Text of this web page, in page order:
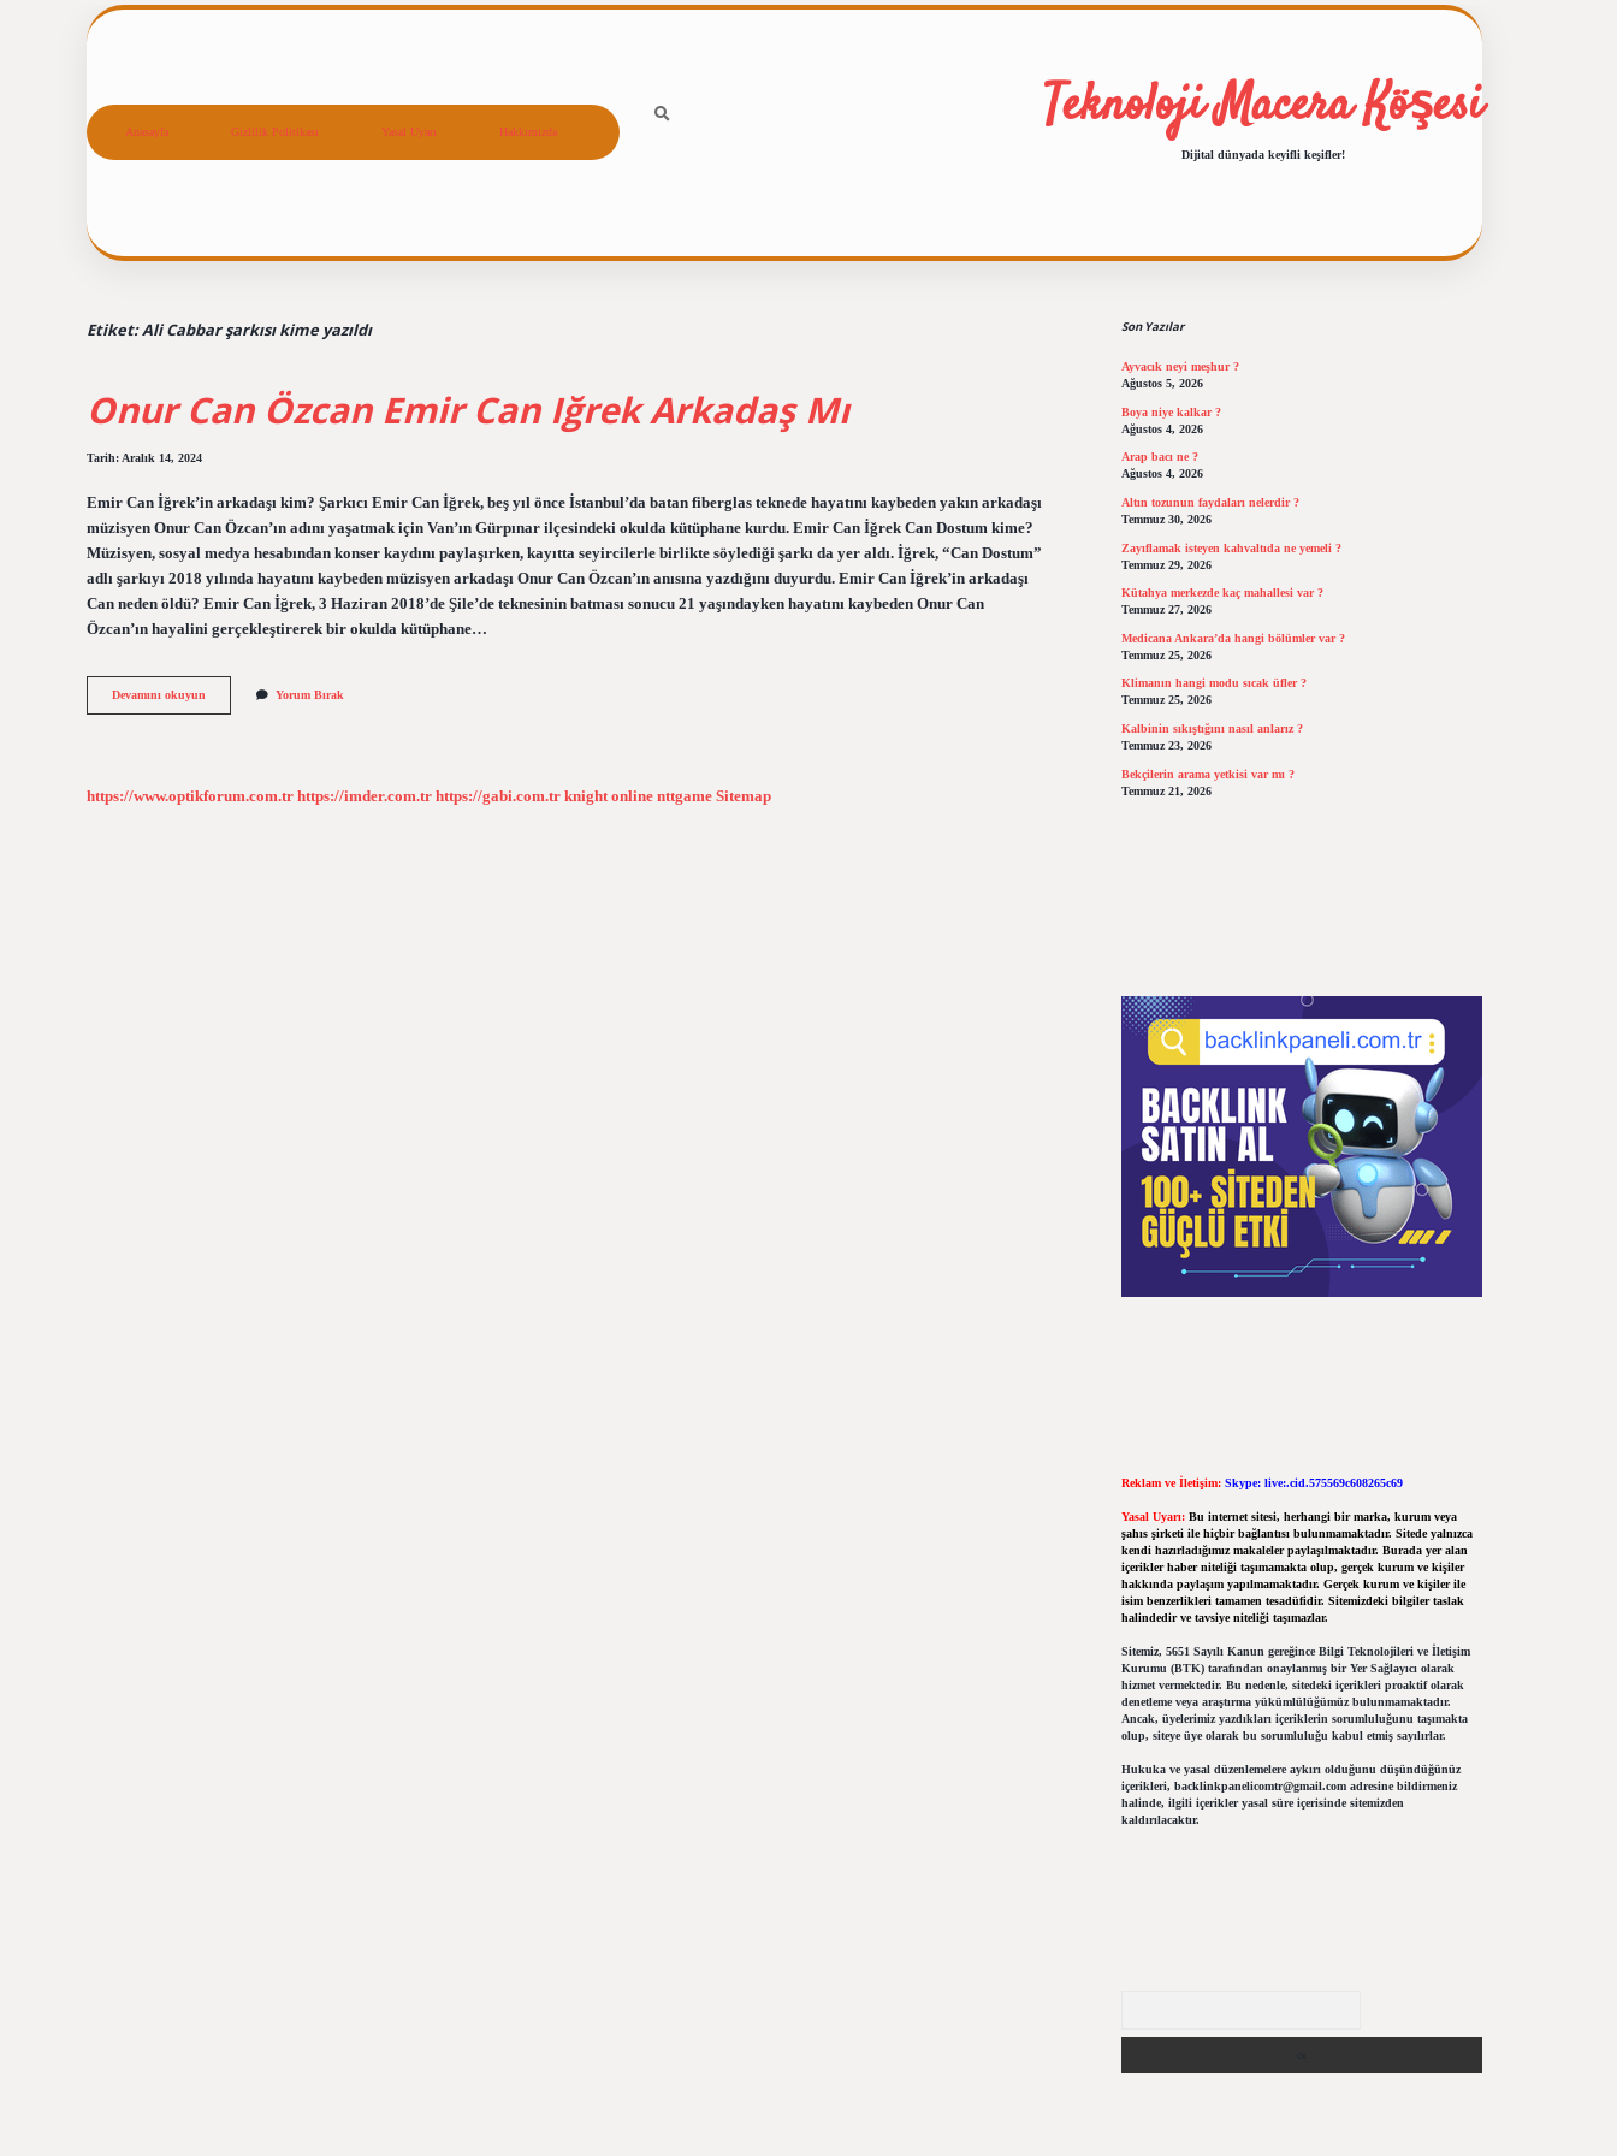
Anasayfa Gizlilik Politikası Yasal Uyarı Hakkımızda Teknoloji Macera Köşesi
Dijital dünyada keyifli keşifler!
Etiket:Ali Cabbar şarkısı kime yazıldı
Onur Can Özcan Emir Can Iğrek Arkadaş Mı
Tarih: Aralık 14, 2024
Emir Can İğrek’in arkadaşı kim? Şarkıcı Emir Can İğrek, beş yıl önce İstanbul’da batan fiberglas teknede hayatını kaybeden yakın arkadaşı
müzisyen Onur Can Özcan’ın adını yaşatmak için Van’ın Gürpınar ilçesindeki okulda kütüphane kurdu. Emir Can İğrek Can Dostum kime?
Müzisyen, sosyal medya hesabından konser kaydını paylaşırken, kayıtta seyircilerle birlikte söylediği şarkı da yer aldı. İğrek, “Can Dostum”
adlı şarkıyı 2018 yılında hayatını kaybeden müzisyen arkadaşı Onur Can Özcan’ın anısına yazdığını duyurdu. Emir Can İğrek’in arkadaşı
Can neden öldü? Emir Can İğrek, 3 Haziran 2018’de Şile’de teknesinin batması sonucu 21 yaşındayken hayatını kaybeden Onur Can
Özcan’ın hayalini gerçekleştirerek bir okulda kütüphane…
Devamını okuyun
Can
Arkadaş
Yorum Bırak
https://www.optikforum.com.tr https://imder.com.tr https://gabi.com.tr knight online nttgame Sitemap
Son Yazılar
Ayvacık neyi meşhur ?
Ağustos 5, 2026
Boya niye kalkar ?
Ağustos 4, 2026
Arap bacı ne ?
Ağustos 4, 2026
Altın tozunun faydaları nelerdir ?
Temmuz 30, 2026
Zayıflamak isteyen kahvaltıda ne yemeli ?
Temmuz 29, 2026
Kütahya merkezde kaç mahallesi var ?
Temmuz 27, 2026
Medicana Ankara’da hangi bölümler var ?
Temmuz 25, 2026
Klimanın hangi modu sıcak üfler ?
Temmuz 25, 2026
Kalbinin sıkıştığını nasıl anlarız ?
Temmuz 23, 2026
Bekçilerin arama yetkisi var mı ?
Temmuz 21, 2026
Reklam ve İletişim: Skype: live:.cid.575569c608265c69
Yasal Uyarı: Bu internet sitesi, herhangi bir marka, kurum veya
şahıs şirketi ile hiçbir bağlantısı bulunmamaktadır. Sitede yalnızca
kendi hazırladığımız makaleler paylaşılmaktadır. Burada yer alan
içerikler haber niteliği taşımamakta olup, gerçek kurum ve kişiler
hakkında paylaşım yapılmamaktadır. Gerçek kurum ve kişiler ile
isim benzerlikleri tamamen tesadüfidir. Sitemizdeki bilgiler taslak
halindedir ve tavsiye niteliği taşımazlar.
Sitemiz, 5651 Sayılı Kanun gereğince Bilgi Teknolojileri ve İletişim
Kurumu (BTK) tarafından onaylanmış bir Yer Sağlayıcı olarak
hizmet vermektedir. Bu nedenle, sitedeki içerikleri proaktif olarak
denetleme veya araştırma yükümlülüğümüz bulunmamaktadır.
Ancak, üyelerimiz yazdıkları içeriklerin sorumluluğunu taşımakta
olup, siteye üye olarak bu sorumluluğu kabul etmiş sayılırlar.
Hukuka ve yasal düzenlemelere aykırı olduğunu düşündüğünüz
içerikleri, backlinkpanelicomtr@gmail.comadresine bildirmeniz
halinde, ilgili içerikler yasal süre içerisinde sitemizden
kaldırılacaktır.